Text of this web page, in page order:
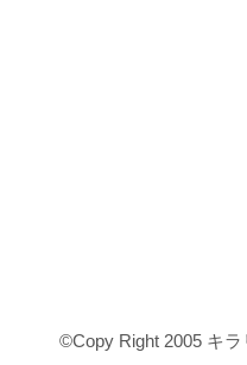
©Copy Right 2005 キ